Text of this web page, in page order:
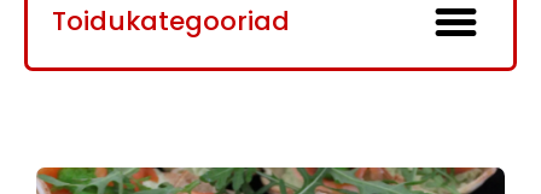
Toidukategooriad